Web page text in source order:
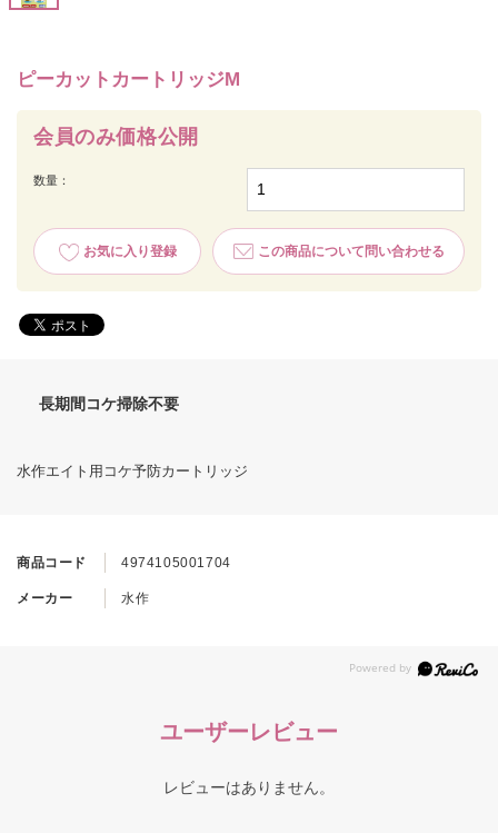
ピーカットカートリッジM
会員のみ価格公開
数量：
お気に入り登録 この商品について問い合わせる
商品コード 4974105001704
メーカー 水作
長期間コケ掃除不要
水作エイト用コケ予防カートリッジ
ユーザーレビュー
レビューはありません。